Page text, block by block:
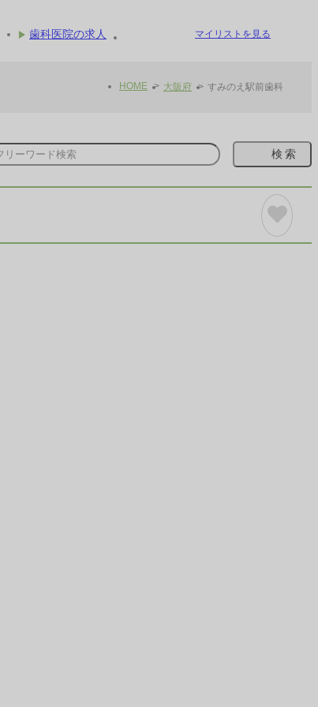
歯科医院の求人 マイリストを見る
HOME 大阪府 すみのえ駅前歯科
検索